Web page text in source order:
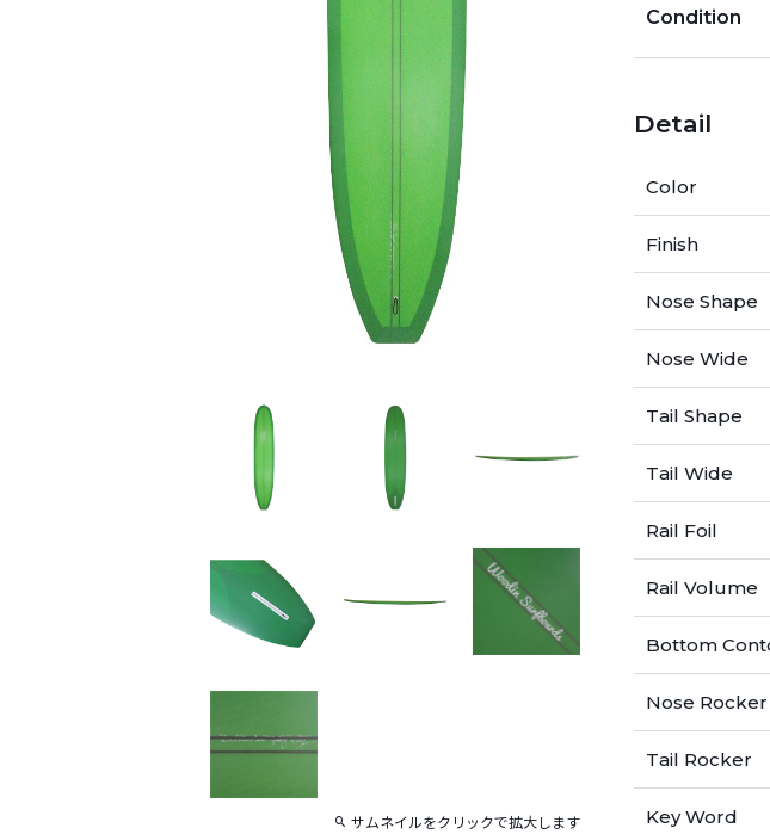
サムネイルをクリックで拡大します
Condition
Detail
Color
Finish
Nose Shape
Nose Wide
Tail Shape
Tail Wide
Rail Foil
Rail Volume
Bottom
Nose Rocker
Tail Rocker
Key Word